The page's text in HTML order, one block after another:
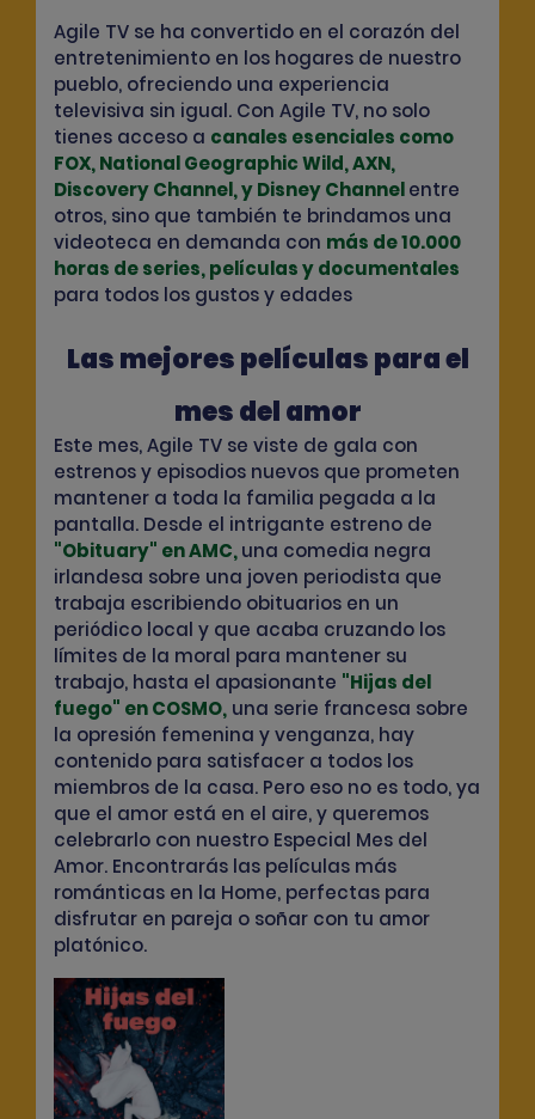
Agile TV se ha convertido en el corazón del
entretenimiento en los hogares de nuestro
pueblo, ofreciendo una experiencia
televisiva sin igual. Con Agile TV, no solo
tienes acceso a canales esenciales como
FOX, National Geographic Wild, AXN,
Discovery Channel, y Disney Channelentre
otros, sino que también te brindamos una
videoteca en demanda con más de 10.000
horas de series, películas y documentales
para todos los gustos y edades
Las mejores películas para el
mes del amor
Este mes, Agile TV se viste de gala con
estrenos y episodios nuevos que prometen
mantener a toda la familia pegada a la
pantalla. Desde el intrigante estreno de
"Obituary" en AMC,una comedia negra
irlandesa sobre una joven periodista que
trabaja escribiendo obituarios en un
periódico local y que acaba cruzando los
límites de la moral para mantener su
trabajo, hasta el apasionante "Hijas del
fuego" en COSMO, una serie francesa sobre
la opresión femenina y venganza, hay
contenido para satisfacer a todos los
miembros de la casa. Pero eso no es todo, ya
que el amor está en el aire, y queremos
celebrarlo con nuestro Especial Mes del
Amor. Encontrarás las películas más
románticas en la Home, perfectas para
disfrutar en pareja o soñar con tu amor
platónico.